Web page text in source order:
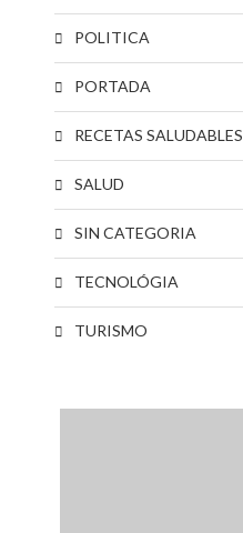
POLITICA
PORTADA
RECETAS SALUDABLES
SALUD
SIN CATEGORIA
TECNOLÓGIA
TURISMO